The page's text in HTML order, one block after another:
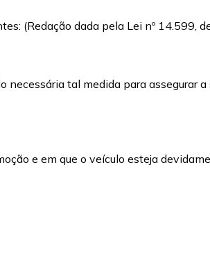
(Redação dada pela Lei nº 14.599,
tal medida para assegurar a
e em que o veículo esteja